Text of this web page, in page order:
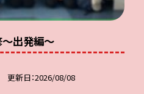
出発編〜
更新日 2026/08/08